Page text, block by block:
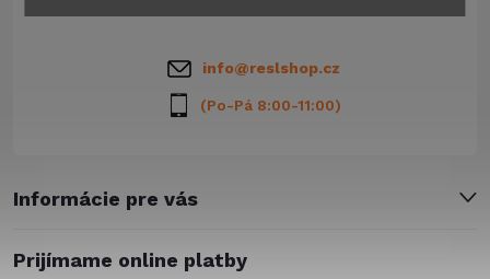
Informácie pre vás
info@reslshop.cz
(Po-Pá 8:00-11:00)
Prijímame online platby